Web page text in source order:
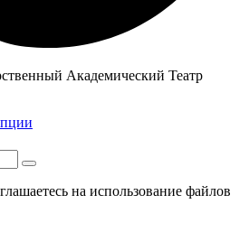
Академический Театр
на использование файлов